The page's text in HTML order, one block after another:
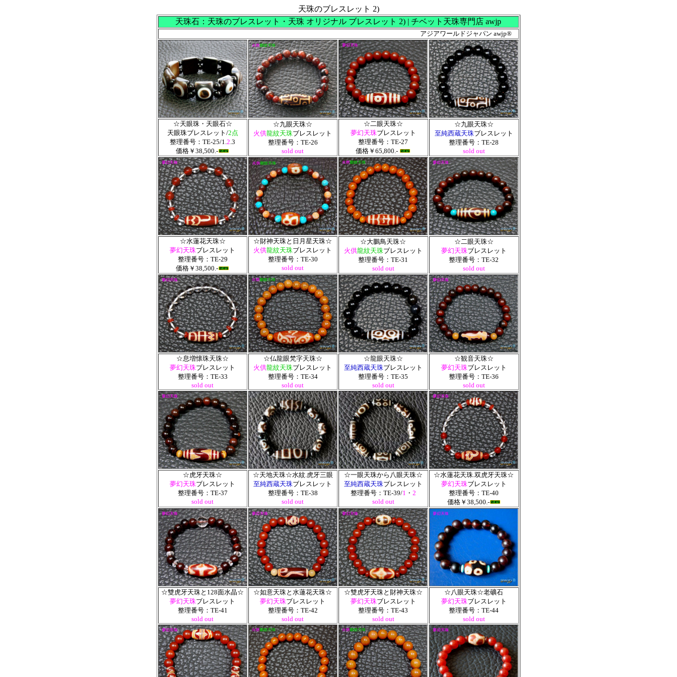
天珠のブレスレット 2)
天珠石：天珠のブレスレット・天珠 オリジナル ブレスレット 2) | チベット天珠専門店 awjp
アジアワールドジャパン awjp®
☆天眼珠・天眼石☆
天眼珠ブレスレット/2点
整理番号：TE-25/1.2.3
価格￥38,500.-
☆九眼天珠☆
火供龍紋天珠ブレスレット
整理番号：TE-26
sold out
☆二眼天珠☆
夢幻天珠ブレスレット
整理番号：TE-27
価格￥65,800.-
☆九眼天珠☆
至純西蔵天珠ブレスレット
整理番号：TE-28
sold out
☆水蓮花天珠☆
夢幻天珠ブレスレット
整理番号：TE-29
価格￥38,500.-
☆財神天珠と日月星天珠☆
火供龍紋天珠ブレスレット
整理番号：TE-30
sold out
☆大鵬鳥天珠☆
火供龍紋天珠ブレスレット
整理番号：TE-31
sold out
☆二眼天珠☆
夢幻天珠ブレスレット
整理番号：TE-32
sold out
☆息増懐珠天珠☆
夢幻天珠ブレスレット
整理番号：TE-33
sold out
☆仏龍眼梵字天珠☆
火供龍紋天珠ブレスレット
整理番号：TE-34
sold out
☆龍眼天珠☆
至純西蔵天珠ブレスレット
整理番号：TE-35
sold out
☆観音天珠☆
夢幻天珠ブレスレット
整理番号：TE-36
sold out
☆虎牙天珠☆
夢幻天珠ブレスレット
整理番号：TE-37
sold out
☆天地天珠☆水紋.虎牙三眼
至純西蔵天珠ブレスレット
整理番号：TE-38
sold out
☆一眼天珠から八眼天珠☆
至純西蔵天珠ブレスレット
整理番号：TE-39/1 ・ 2
sold out
☆水蓮花天珠.双虎牙天珠☆
夢幻天珠ブレスレット
整理番号：TE-40
価格￥38,500.-
☆雙虎牙天珠と128面水晶☆
夢幻天珠ブレスレット
整理番号：TE-41
sold out
☆如意天珠と水蓮花天珠☆
夢幻天珠ブレスレット
整理番号：TE-42
sold out
☆雙虎牙天珠と財神天珠☆
夢幻天珠ブレスレット
整理番号：TE-43
sold out
☆八眼天珠☆老礦石
夢幻天珠ブレスレット
整理番号：TE-44
sold out